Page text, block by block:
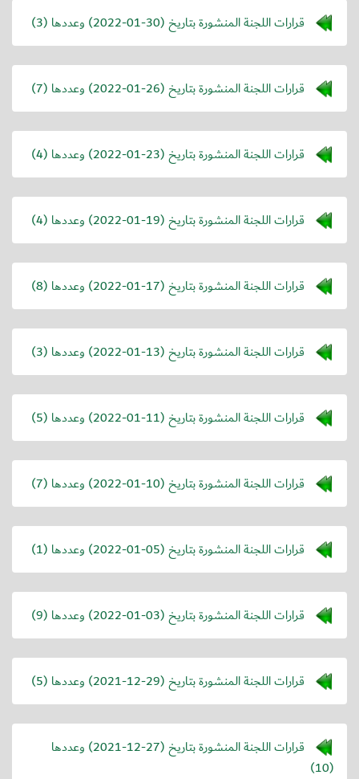
قرارات اللجنة المنشورة بتاريخ (2022-01-30) وعددها (3)
قرارات اللجنة المنشورة بتاريخ (2022-01-26) وعددها (7)
قرارات اللجنة المنشورة بتاريخ (2022-01-23) وعددها (4)
قرارات اللجنة المنشورة بتاريخ (2022-01-19) وعددها (4)
قرارات اللجنة المنشورة بتاريخ (2022-01-17) وعددها (8)
قرارات اللجنة المنشورة بتاريخ (2022-01-13) وعددها (3)
قرارات اللجنة المنشورة بتاريخ (2022-01-11) وعددها (5)
قرارات اللجنة المنشورة بتاريخ (2022-01-10) وعددها (7)
قرارات اللجنة المنشورة بتاريخ (2022-01-05) وعددها (1)
قرارات اللجنة المنشورة بتاريخ (2022-01-03) وعددها (9)
قرارات اللجنة المنشورة بتاريخ (2021-12-29) وعددها (5)
قرارات اللجنة المنشورة بتاريخ (2021-12-27) وعددها
(10)